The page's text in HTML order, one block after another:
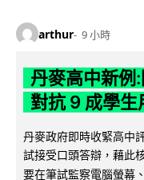
arthur 9 小時
丹麥高中新例
對抗 9 成學生
丹麥政府即時收緊高中
試接受口頭答辯，藉此
要在筆試監察電腦螢幕